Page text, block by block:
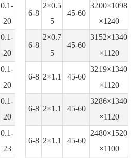
0.1-
20
6-8
2×0.5
5
45-60
3200×1098
×1240
0.1-
20
6-8
2×0.7
5
45-60
3152×1340
×1120
0.1-
20
6-8 2×1.1 45-60
3219×1340
×1120
0.1-
20
6-8 2×1.1 45-60
3286×1340
×1120
0.1-
23
6-8 2×1.1 45-60
2480×1520
×1100